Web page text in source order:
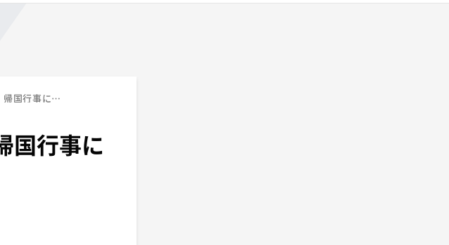
鬼木防衛副大臣、4月8日の「しらせ」帰国行事に出席予定
国行事に